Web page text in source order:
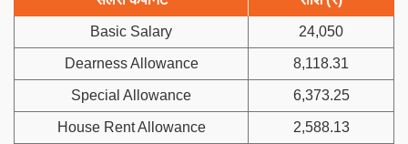
Basic Salary 24,050
Dearness Allowance 8,118.31
Special Allowance 6,373.25
House Rent Allowance 2,588.13